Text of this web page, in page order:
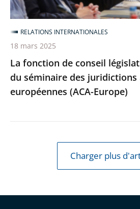
séminaire
des
juridictions
administratives
européennes
(ACA-
Europe)
La fonction de conseil
du séminaire des
européennes (ACA-Europe)
RELATIONS INTERNATIONALES
18 mars 2025
Charger plus